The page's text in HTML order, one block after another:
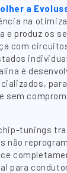
a
na
e produz os
com
é
sem
tunings
não
para